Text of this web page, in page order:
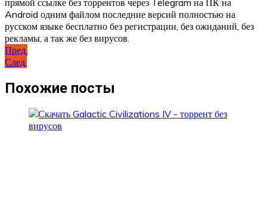
Android одним файлом последние версий полностью на
русском языке бесплатно без регистрации, без ожиданий, без
рекламы, а так же без вирусов.
Навигация
по
записям
Пред.
След.
Похожие посты